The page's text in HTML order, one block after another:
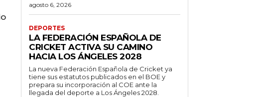
agosto 6, 2026
DEPORTES
LA FEDERACIÓN ESPAÑOLA DE
CRICKET ACTIVA SU CAMINO
HACIA LOS ÁNGELES 2028
La nueva Federación Española de Cricket ya
tiene sus estatutos publicados en el BOE y
prepara su incorporación al COE ante la
llegada del deporte a Los Ángeles 2028.